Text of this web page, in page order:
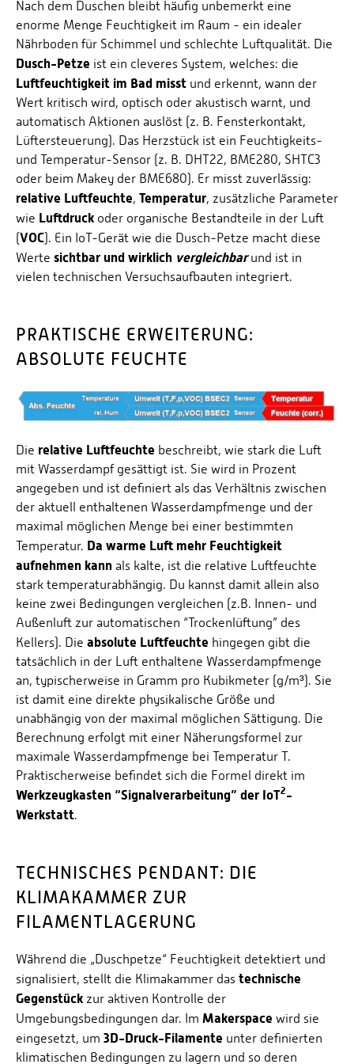
Energieeffizienzrecht und Klimaschutzrecht (IREK)
Fuel Cell Centre Rheinland-Pfalz
Nationalparkforschung
P2Broker
Perival
Robotix-Academy
S.U.N.-Projekt
Umweltinformationssysteme
Örtlicher Personalrat
Personensuche
Nach dem Duschen bleibt häufig unbemerkt eine
enorme Menge Feuchtigkeit im Raum - ein idealer
Nährboden für Schimmel und schlechte Luftqualität. Die
Dusch-Petze ist ein cleveres System, welches: die
Luftfeuchtigkeit im Bad misst und erkennt, wann der
Wert kritisch wird, optisch oder akustisch warnt, und
automatisch Aktionen auslöst (z. B. Fensterkontakt,
Lüftersteuerung). Das Herzstück ist ein Feuchtigkeits-
und Temperatur-Sensor (z. B. DHT22, BME280, SHTC3
oder beim Makey der BME680). Er misst zuverlässig:
relative Luftfeuchte, Temperatur, zusätzliche Parameter
wie Luftdruck oder organische Bestandteile in der Luft
(VOC). Ein IoT-Gerät wie die Dusch-Petze macht diese
Werte sichtbar und wirklich vergleichbarund ist in
vielen technischen Versuchsaufbauten integriert.
PRAKTISCHE ERWEITERUNG:
ABSOLUTE FEUCHTE
Die relative Luftfeuchte beschreibt, wie stark die Luft
mit Wasserdampf gesättigt ist. Sie wird in Prozent
angegeben und ist definiert als das Verhältnis zwischen
der aktuell enthaltenen Wasserdampfmenge und der
maximal möglichen Menge bei einer bestimmten
Temperatur. Da warme Luft mehr Feuchtigkeit
aufnehmen kann als kalte, ist die relative Luftfeuchte
stark temperaturabhängig. Du kannst damit allein also
keine zwei Bedingungen vergleichen (z.B. Innen- und
Außenluft zur automatischen “Trockenlüftung” des
Kellers). Die absolute Luftfeuchte hingegen gibt die
tatsächlich in der Luft enthaltene Wasserdampfmenge
an, typischerweise in Gramm pro Kubikmeter (g/m³). Sie
ist damit eine direkte physikalische Größe und
unabhängig von der maximal möglichen Sättigung. Die
Berechnung erfolgt mit einer Näherungsformel zur
maximale Wasserdampfmenge bei Temperatur T.
Praktischerweise befindet sich die Formel direkt im
Werkzeugkasten “Signalverarbeitung” der IoT2-
Werkstatt.
TECHNISCHES PENDANT: DIE
KLIMAKAMMER ZUR
FILAMENTLAGERUNG
Während die „Duschpetze“ Feuchtigkeit detektiert und
signalisiert, stellt die Klimakammer das technische
Gegenstück zur aktiven Kontrolle der
Umgebungsbedingungen dar. Im Makerspace wird sie
eingesetzt, um 3D-Druck-Filamente unter definierten
klimatischen Bedingungen zu lagern und so deren